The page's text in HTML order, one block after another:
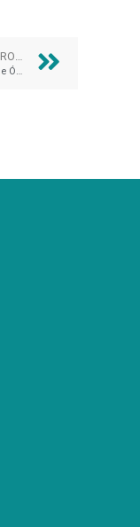
PRÓXIMO PRODUTO
Misturador de Óleo Vegetal